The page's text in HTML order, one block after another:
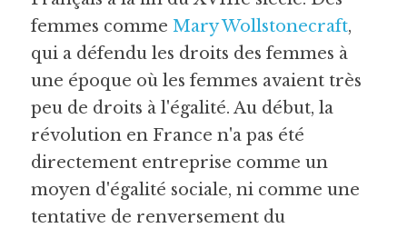
femmes comme Mary Wollstonecraft,
qui a défendu les droits des femmes à
une époque où les femmes avaient très
peu de droits à l'égalité. Au début, la
révolution en France n'a pas été
directement entreprise comme un
moyen d'égalité sociale, ni comme une
tentative de renversement du